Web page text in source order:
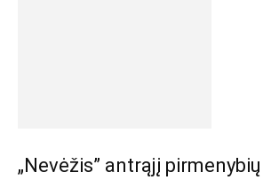
„Nevėžis” antrąjį